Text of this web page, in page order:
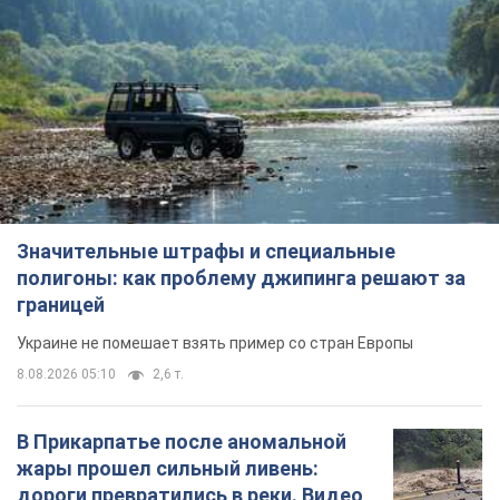
Значительные штрафы и специальные
полигоны: как проблему джипинга решают за
границей
Украине не помешает взять пример со стран Европы
8.08.2026 05:10 2,6 т.
В Прикарпатье после аномальной
жары прошел сильный ливень: